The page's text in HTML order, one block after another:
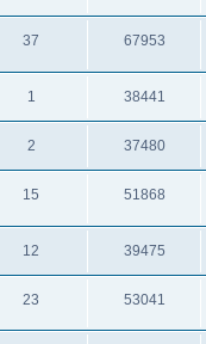
37 67953
1 38441
2 37480
15 51868
12 39475
23 53041